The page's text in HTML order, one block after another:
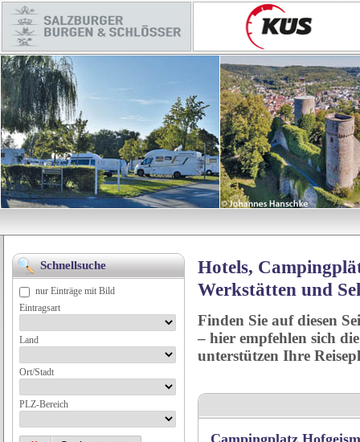
Hotels,
Werkstätten und
Finden Sie auf diesen
– hier empfehlen sich
unterstützen Ihre
Campingplatz
Schnellsuche
nur Einträge mit Bild
Eintragsart
Land
Ort/Stadt
PLZ-Bereich